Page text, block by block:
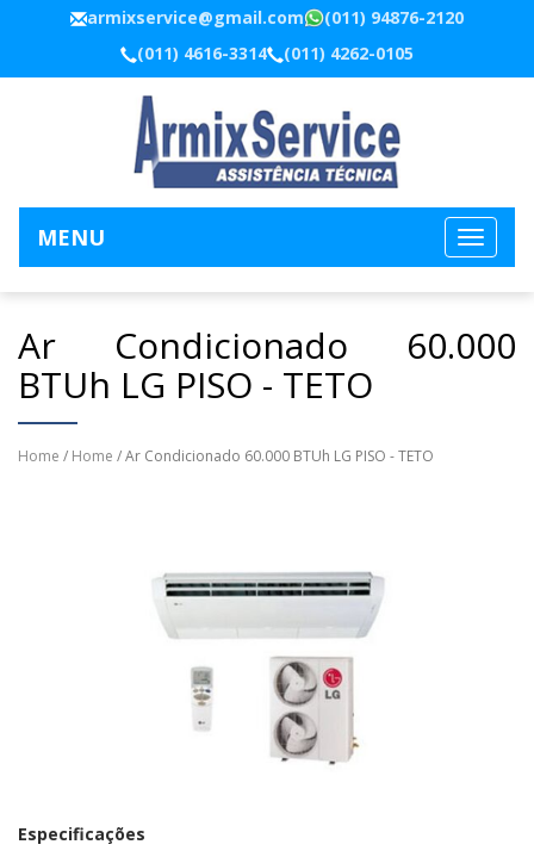
armixservice@gmail.com
(011) 94876-2120
(011) 4616-3314
(011) 4262-0105
MENU
Ar Condicionado 60.000
BTUh LG PISO - TETO
Home / Home / Ar Condicionado 60.000 BTUh LG PISO - TETO
Especificações